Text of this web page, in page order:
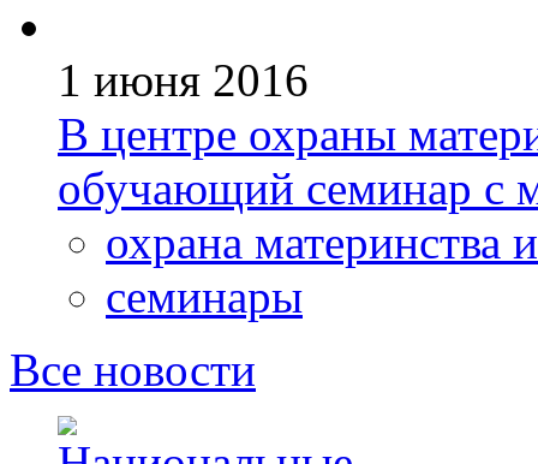
1 июня 2016
В центре охраны
обучающий семинар с
охрана материнства
семинары
Все новости